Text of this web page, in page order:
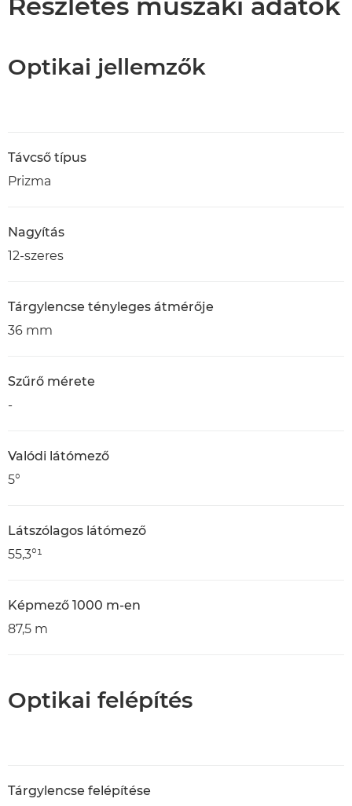
Optikai jellemzők
Távcső típus
Prizma
Nagyítás
12-szeres
Tárgylencse tényleges átmérője
36 mm
Szűrő mérete
-
Valódi látómező
5°
Látszólagos látómező
55,3°¹
Képmező 1000 m-en
87,5 m
Optikai felépítés
Tárgylencse felépítése